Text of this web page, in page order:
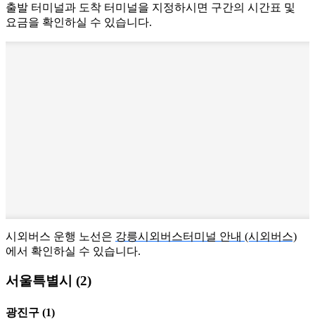
출발 터미널과 도착 터미널을 지정하시면 구간의 시간표 및
요금을 확인하실 수 있습니다.
시외버스 운행 노선은 강릉시외버스터미널 안내 (시외버스)
에서 확인하실 수 있습니다.
서울특별시 (2)
광진구 (1)